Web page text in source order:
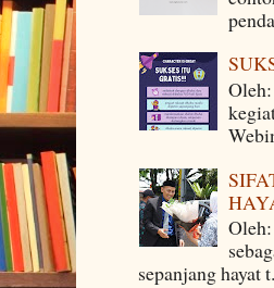
sepanjang hayat